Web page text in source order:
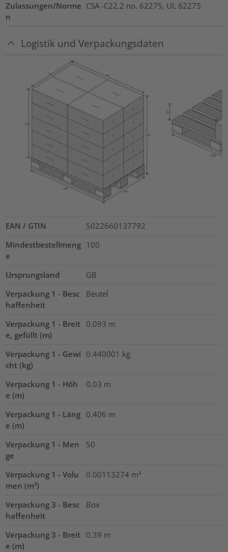
Zulassungen/Norme
n
CSA -C22.2 no. 62275, UL 62275
Logistik und Verpackungsdaten
EAN / GTIN
5022660137792
Mindestbestellmeng
e
100
Ursprungsland
GB
Verpackung 1 - Besc
haffenheit
Beutel
Verpackung 1 - Breit
e, gefüllt (m)
0.093 m
Verpackung 1 - Gewi
cht (kg)
0.440001 kg
Verpackung 1 - Höh
e (m)
0.03 m
Verpackung 1 - Läng
e (m)
0.406 m
Verpackung 1 - Men
ge
50
Verpackung 1 - Volu
men (m³)
0.00113274 m³
Verpackung 3 - Besc
haffenheit
Box
Verpackung 3 - Breit
e (m)
0.39 m